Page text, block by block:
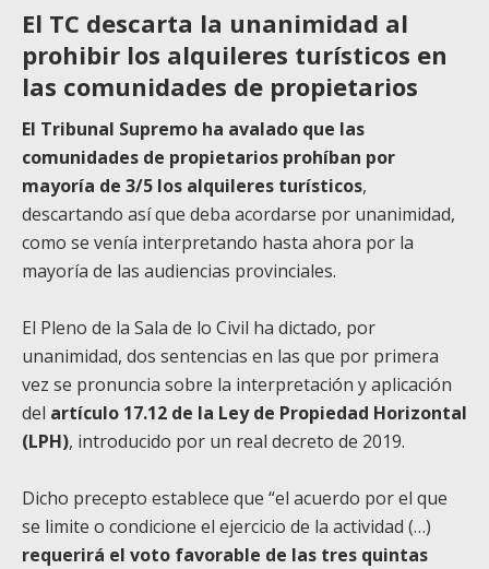
El TC descarta la unanimidad al
prohibir los alquileres turísticos en
las comunidades de propietarios
El Tribunal Supremo ha avalado que las
comunidades de propietarios prohíban por
mayoría de 3/5 los alquileres turísticos,
descartando así que deba acordarse por unanimidad,
como se venía interpretando hasta ahora por la
mayoría de las audiencias provinciales.
El Pleno de la Sala de lo Civil ha dictado, por
unanimidad, dos sentencias en las que por primera
vez se pronuncia sobre la interpretación y aplicación
del artículo 17.12 de la Ley de Propiedad Horizontal
(LPH), introducido por un real decreto de 2019.
Dicho precepto establece que “el acuerdo por el que
se limite o condicione el ejercicio de la actividad (…)
requerirá el voto favorable de las tres quintas